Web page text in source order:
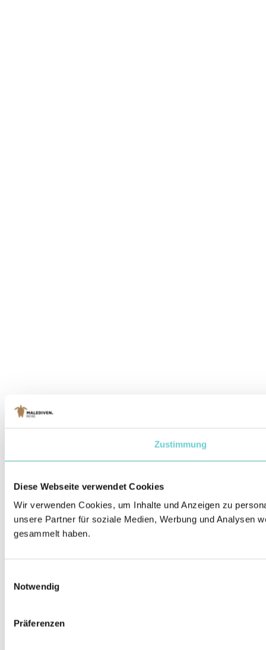
Zustimmung
Diese Webseite verwendet Cookies
Wir verwenden Cookies, um Inhalte und Anzeigen zu
unsere Partner für soziale Medien, Werbung und Analysen
gesammelt haben.
Notwendig
Präferenzen